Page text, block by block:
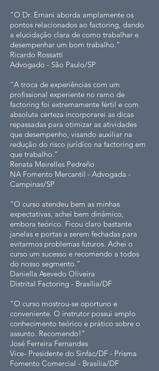
“O Dr. Ernani aborda amplamente os
pontos relacionados ao factoring, dando
a elucidação clara de como trabalhar e
desempenhar um bom trabalho.”
Ricardo Rossatti
Advogado - São Paulo/SP
“A troca de experiências com um
profissional experiente no ramo de
factoring foi extremamente fértil e com
absoluta certeza incorporarei as dicas
repassadas para otimizar as atividades
que desempenho, visando auxiliar na
redução do risco jurídico na factoring em
que trabalho.”
Renata Meirelles Pedreño
NA Fomento Mercantil - Advogada -
Campinas/SP
“O curso atendeu bem as minhas
expectativas, achei bem dinâmico,
embora teórico. Ficou claro bastante
janelas e portas a serem fechadas para
evitarmos problemas futuros. Achei o
curso um sucesso e recomendo a todos
do nosso segmento.”
Daniella Asevedo Oliveira
Distrital Factoring - Brasília/DF
“O curso mostrou-se oportuno e
conveniente. O instrutor possui amplo
conhecimento teórico e prático sobre o
assunto. Recomendo!”
José Ferreira Fernandes
Vice- Presidente do Sinfac/DF - Prisma
Fomento Comercial - Brasília/DF